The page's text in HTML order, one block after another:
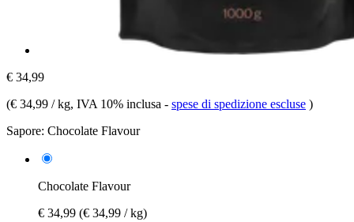
€ 34,99
(€ 34,99 / kg, IVA 10% inclusa - spese di spedizione escluse )
Sapore: Chocolate Flavour
Chocolate Flavour
€ 34,99 (€ 34,99 / kg)